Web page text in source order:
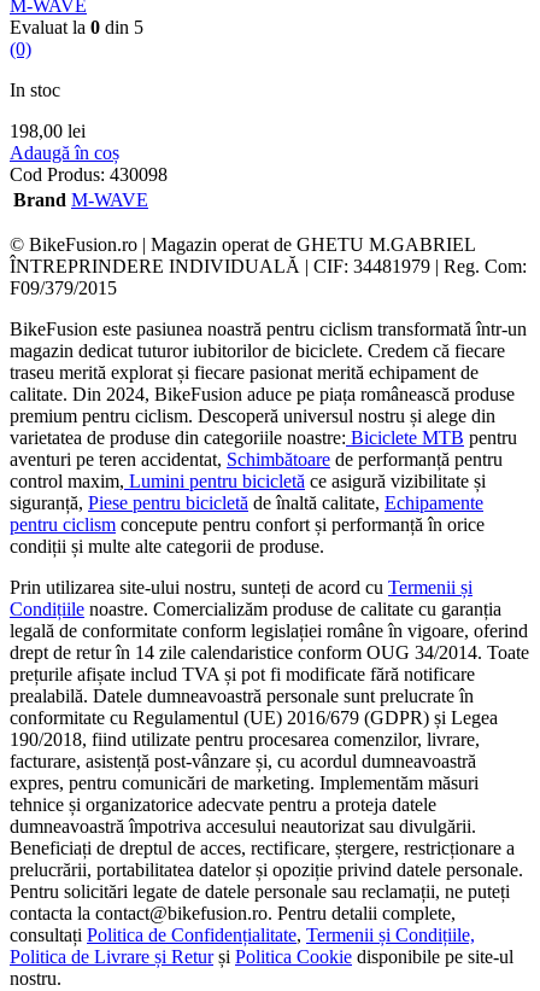
M-WAVE
Evaluat la 0 din 5
(0)
In stoc
198,00 lei
Adaugă în coș
Cod Produs: 430098
Brand M-WAVE
© BikeFusion.ro | Magazin operat de GHETU M.GABRIEL
ÎNTREPRINDERE INDIVIDUALĂ | CIF: 34481979 | Reg. Com:
F09/379/2015
BikeFusion este pasiunea noastră pentru ciclism transformată într-un
magazin dedicat tuturor iubitorilor de biciclete. Credem că fiecare
traseu merită explorat și fiecare pasionat merită echipament de
calitate. Din 2024, BikeFusion aduce pe piața românească produse
premium pentru ciclism. Descoperă universul nostru și alege din
varietatea de produse din categoriile noastre: Biciclete MTB pentru
aventuri pe teren accidentat, Schimbătoare de performanță pentru
control maxim, Lumini pentru bicicletă ce asigură vizibilitate și
siguranță, Piese pentru bicicletă de înaltă calitate, Echipamente
pentru ciclism concepute pentru confort și performanță în orice
condiții și multe alte categorii de produse.
Prin utilizarea site-ului nostru, sunteți de acord cu Termenii și
Condițiile noastre. Comercializăm produse de calitate cu garanția
legală de conformitate conform legislației române în vigoare, oferind
drept de retur în 14 zile calendaristice conform OUG 34/2014. Toate
prețurile afișate includ TVA și pot fi modificate fără notificare
prealabilă. Datele dumneavoastră personale sunt prelucrate în
conformitate cu Regulamentul (UE) 2016/679 (GDPR) și Legea
190/2018, fiind utilizate pentru procesarea comenzilor, livrare,
facturare, asistență post-vânzare și, cu acordul dumneavoastră
expres, pentru comunicări de marketing. Implementăm măsuri
tehnice și organizatorice adecvate pentru a proteja datele
dumneavoastră împotriva accesului neautorizat sau divulgării.
Beneficiați de dreptul de acces, rectificare, ștergere, restricționare a
prelucrării, portabilitatea datelor și opoziție privind datele personale.
Pentru solicitări legate de datele personale sau reclamații, ne puteți
contacta la contact@bikefusion.ro. Pentru detalii complete,
consultați Politica de Confidențialitate, Termenii și Condițiile,
Politica de Livrare și Returși Politica Cookie disponibile pe site-ul
nostru.